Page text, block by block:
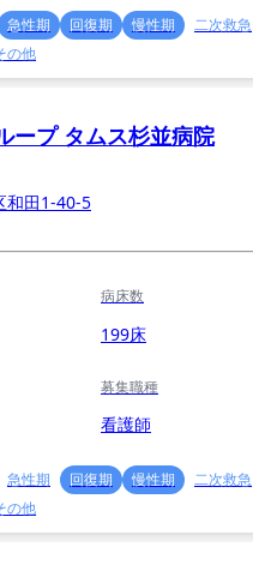
急性期 回復期 慢性期
二次救急
の他
ープ タムス杉並病院
和田1-40-5
病床数
199床
募集職種
看護師
急性期 回復期 慢性期
二次救急
の他